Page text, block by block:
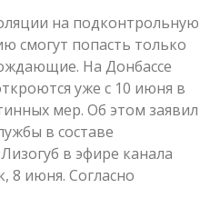
на подконтрольную
смогут попасть только
На Донбассе
уже с 10 июня в
мер. Об этом заявил
в составе
в эфире канала
8 июня. Согласно